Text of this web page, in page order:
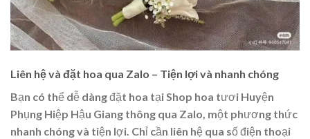
Liên hệ và đặt hoa qua Zalo – Tiện lợi và nhanh chóng
Bạn có thể dễ dàng đặt hoa tại Shop hoa tươi Huyện
Phụng Hiệp Hậu Giang thông qua Zalo, một phương thức
nhanh chóng và tiện lợi. Chỉ cần liên hệ qua số điện thoại